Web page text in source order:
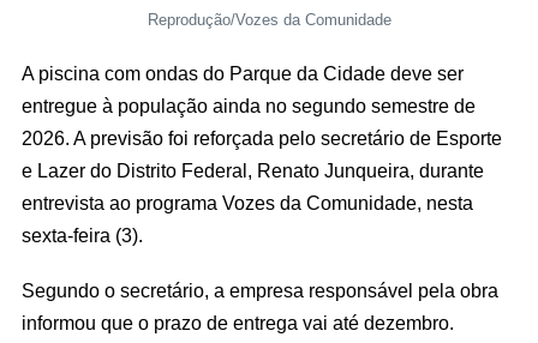
Reprodução/Vozes da Comunidade
A piscina com ondas do Parque da Cidade deve ser
entregue à população ainda no segundo semestre de
2026. A previsão foi reforçada pelo secretário de Esporte
e Lazer do Distrito Federal, Renato Junqueira, durante
entrevista ao programa Vozes da Comunidade, nesta
sexta-feira (3).
Segundo o secretário, a empresa responsável pela obra
informou que o prazo de entrega vai até dezembro.